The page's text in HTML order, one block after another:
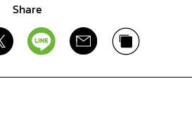
Share